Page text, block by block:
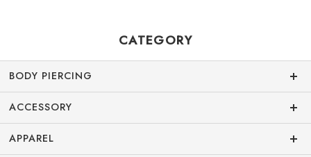
CATEGORY
BODY PIERCING
ACCESSORY
APPAREL